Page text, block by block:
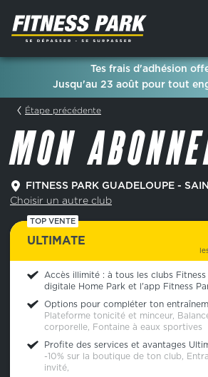
Étape précédente
MON
FITNESS PARK GUADELOUPE -
Choisir un autre club
TOP VENTE
ULTIMATE
Accès illimité : à tous les clubs
digitale Home Park et l'app Fitness
Options pour compléter ton
Plateforme tonicité et minceur,
corporelle, Fontaine à eaux sportives
Profite des services et avantages
-10% sur la boutique de ton club,
invité,
Tes frais d'adhésion
Jusqu'au 23 août pour tout